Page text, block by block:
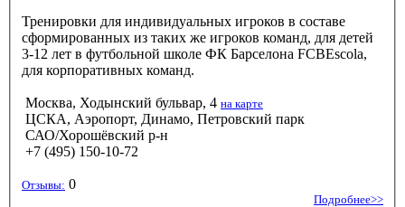
Тренировки для индивидуальных игроков в составе
сформированных из таких же игроков команд, для детей
3-12 лет в футбольной школе ФК Барселона FCBEscola,
для корпоративных команд.
Москва, Ходынский бульвар, 4 на карте
ЦСКА, Аэропорт, Динамо, Петровский парк
САО/Хорошёвский р-н
+7 (495) 150-10-72
Отзывы: 0
Подробнее>>